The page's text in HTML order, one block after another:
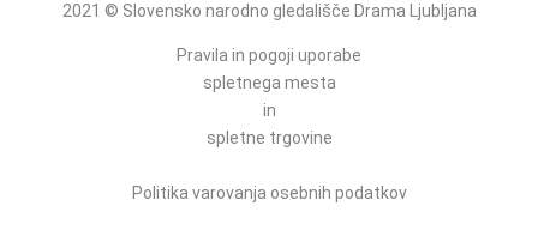
2021 © Slovensko narodno gledališče Drama Ljubljana
Pravila in pogoji uporabe
spletnega mesta
in
spletne trgovine
Politika varovanja osebnih podatkov